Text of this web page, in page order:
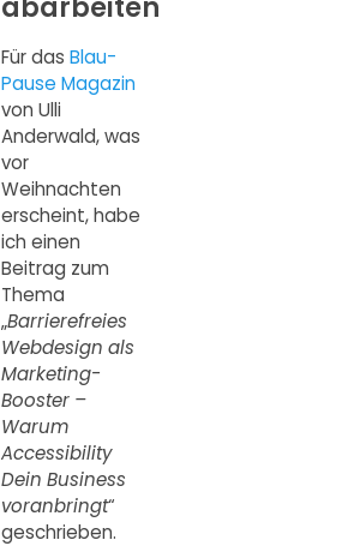
Für dasBlau-
Pause Magazin
von Ulli
Anderwald, was
vor
Weihnachten
erscheint, habe
ich einen
Beitrag zum
Thema
„Barrierefreies
Webdesign als
Marketing-
Booster –
Warum
Accessibility
Dein Business
voranbringt“
geschrieben.